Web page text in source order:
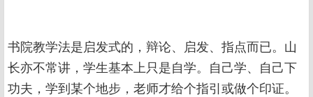
书院教学法是启发式的，辩论、启发、指点而已。山
长亦不常讲，学生基本上只是自学。自己学、自己下
功夫，学到某个地步，老师才给个指引或做个印证。